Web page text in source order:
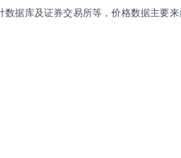
据库及证券交易所等，价格数据主要